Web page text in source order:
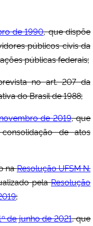
de 1990, que dispõe
públicos civis da
públicas federais;
no art. 207 da
do Brasil de 1988;
de 2019, que
de atos
naResolução UFSM N.
pelaResolução
;
de junho de 2021, que